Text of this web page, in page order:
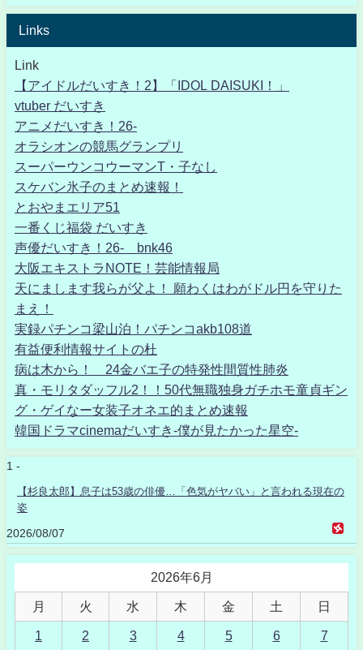
Links
Link
【アイドルだいすき！2】「IDOL DAISUKI！」
vtuber だいすき
アニメだいすき！26-
オラシオンの競馬グランプリ
スーパーウンコウーマンT・子なし
スケバン氷子のまとめ速報！
とおやまエリア51
一番くじ福袋 だいすき
声優だいすき！26- bnk46
大阪エキストラNOTE！芸能情報局
天にまします我らが父よ！ 願わくはわがドル円を守りた
まえ！
実録パチンコ梁山泊！パチンコakb108道
有益便利情報サイトの杜
病は木から！ 24金バエ子の特発性間質性肺炎
真・モリタダッフル2！！50代無職独身ガチホモ童貞ギン
グ・ゲイなー女装子オネエ的まとめ速報
韓国ドラマcinemaだいすき-僕が見たかった星空-
1 -
【杉良太郎】息子は53歳の俳優…「色気がヤバい」と言われる現在の
姿
2026/08/07
2026年6月
月 火 水 木 金 土 日
1 2 3 4 5 6 7